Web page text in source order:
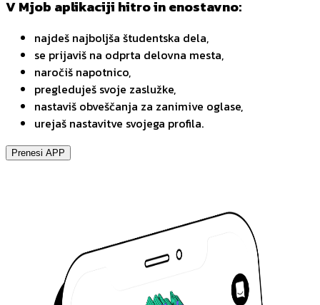
V Mjob aplikaciji hitro in enostavno:
najdeš najboljša študentska dela,
se prijaviš na odprta delovna mesta,
naročiš napotnico,
pregleduješ svoje zaslužke,
nastaviš obveščanja za zanimive oglase,
urejaš nastavitve svojega profila.
Prenesi APP